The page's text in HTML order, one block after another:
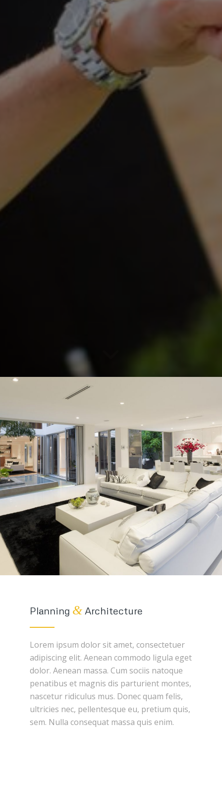
Planning & Architecture
Lorem ipsum dolor sit amet, consectetuer
adipiscing elit. Aenean commodo ligula eget
dolor. Aenean massa. Cum sociis natoque
penatibus et magnis dis parturient montes,
nascetur ridiculus mus. Donec quam felis,
ultricies nec, pellentesque eu, pretium quis,
sem. Nulla consequat massa quis enim.